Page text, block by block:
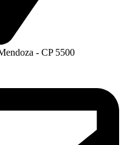
- CP 5500